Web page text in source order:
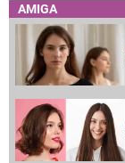
AMIGA